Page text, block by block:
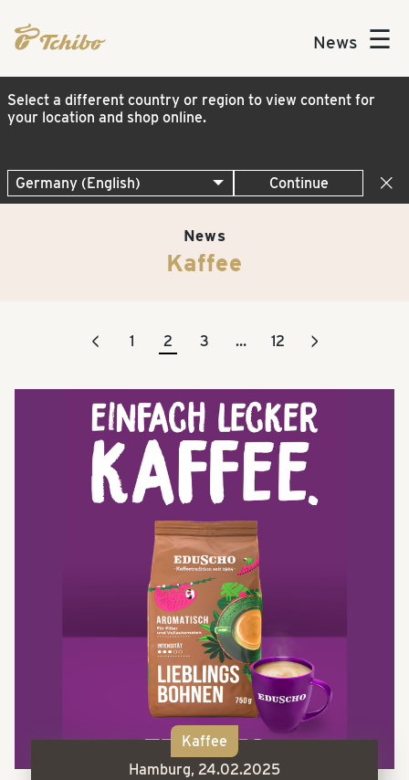
News ☰
Select a different country or region to view content for
your location and shop online.
Continue
News
Kaffee
< 1 2 3 … 12 >
Kaffee
Hamburg, 24.02.2025